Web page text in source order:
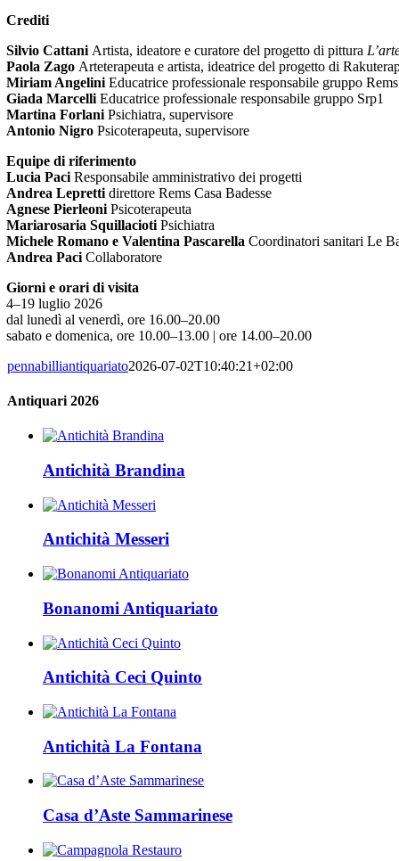
Crediti
Silvio Cattani Artista, ideatore e curatore del progetto di pittura
Paola Zago Arteterapeuta e artista, ideatrice del progetto di
Miriam Angelini Educatrice professionale responsabile gruppo Rems
Giada Marcelli Educatrice professionale responsabile gruppo Srp1
Martina Forlani Psichiatra, supervisore
Antonio Nigro Psicoterapeuta, supervisore
Equipe di riferimento
Lucia Paci Responsabile amministrativo dei progetti
Andrea Lepretti direttore Rems Casa Badesse
Agnese Pierleoni Psicoterapeuta
Mariarosaria Squillacioti Psichiatra
Michele Romano e Valentina Pascarella Coordinatori sanitari Le
Andrea Paci Collaboratore
Giorni e orari di visita
4–19 luglio 2026
dal lunedì al venerdì, ore 16.00–20.00
sabato e domenica, ore 10.00–13.00 | ore 14.00–20.00
pennabilliantiquariato2026-07-02T10:40:21+02:00
Antiquari 2026
Antichità Brandina
Antichità Messeri
Bonanomi Antiquariato
Antichità Ceci Quinto
Antichità La Fontana
Casa d’Aste Sammarinese